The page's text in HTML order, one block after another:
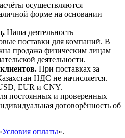
осуществляются
форме на основании
Наша деятельность
поставки для компаний. В
продажа физическим лицам
деятельности.
При поставках за
НДС не начисляется.
EUR и CNY.
постоянных и проверенных
договорённость об
Условия оплаты».